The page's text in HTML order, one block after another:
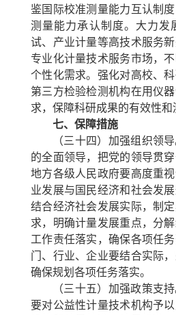
鉴国际校准测量能力互认制
测量能力承认制度。大力发
试、产业计量等高技术服务
专业化计量技术服务市场，不
个性化需求。强化对高校、
第三方检验检测机构在用仪
求，保障科研成果的有效性和
七、保障措施
（三十四）加强组织领导
的全面领导，把党的领导贯穿
地方各级人民政府要高度重
业发展与国民经济和社会发展
结合经济社会发展实际，制
求，明确计量发展重点，分
工作责任落实，确保各项任
门、行业、企业要结合实际，
确保规划各项任务落实。
（三十五）加强政策支持
要对公益性计量技术机构予